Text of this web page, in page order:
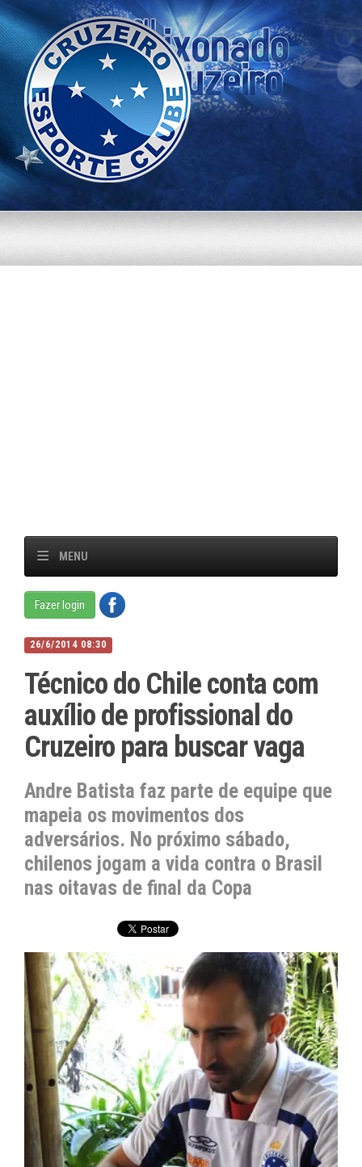
MENU
Fazer login
26/6/2014 08:30
Técnico do Chile conta com
auxílio de profissional do
Cruzeiro para buscar vaga
Andre Batista faz parte de equipe que
mapeia os movimentos dos
adversários. No próximo sábado,
chilenos jogam a vida contra o Brasil
nas oitavas de final da Copa